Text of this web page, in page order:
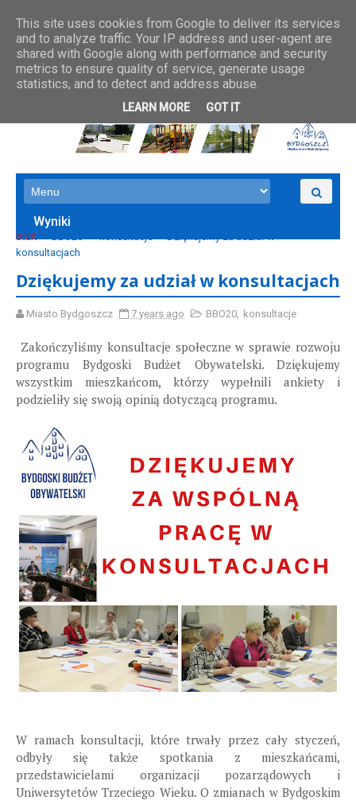
Wyniki
Start BBO20 konsultacje
Dziękujemy za udział w
konsultacjach
Dziękujemy za udział w konsultacjach
Miasto Bydgoszcz 7 years ago BBO20, konsultacje
Zakończyliśmy konsultacje społeczne w sprawie rozwoju
programu Bydgoski Budżet Obywatelski. Dziękujemy
wszystkim mieszkańcom, którzy wypełnili ankiety i
podzieliły się swoją opinią dotyczącą programu.
W ramach konsultacji, które trwały przez cały styczeń,
odbyły się także spotkania z mieszkańcami,
przedstawicielami organizacji pozarządowych i
Uniwersytetów Trzeciego Wieku. O zmianach w Bydgoskim
This site uses cookies from Google to deliver its services
and to analyze traffic. Your IP address and user-agent are
shared with Google along with performance and security
metrics to ensure quality of service, generate usage
statistics, and to detect and address abuse.
LEARN MORE GOT IT